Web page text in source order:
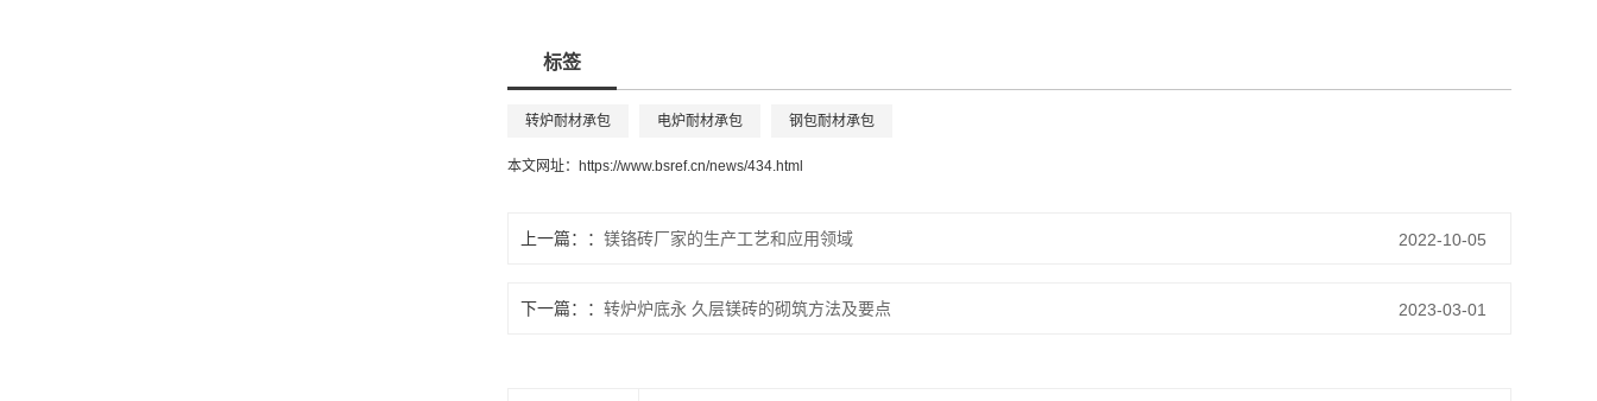
标签
转炉耐材承包 电炉耐材承包 钢包耐材承包
本文网址： https://www.bsref.cn/news/434.html
上一篇： 镁铬砖厂家的生产工艺和应用领域 2022-10-05
下一篇： 转炉炉底永 久层镁砖的砌筑方法及要点 2023-03-01